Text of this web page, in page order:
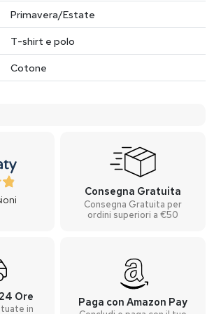
Primavera/Estate
T-shirt e polo
Cotone
Consegna Gratuita
Consegna Gratuita per
ordini superiori a €50
Ore
in
Paga con Amazon Pay